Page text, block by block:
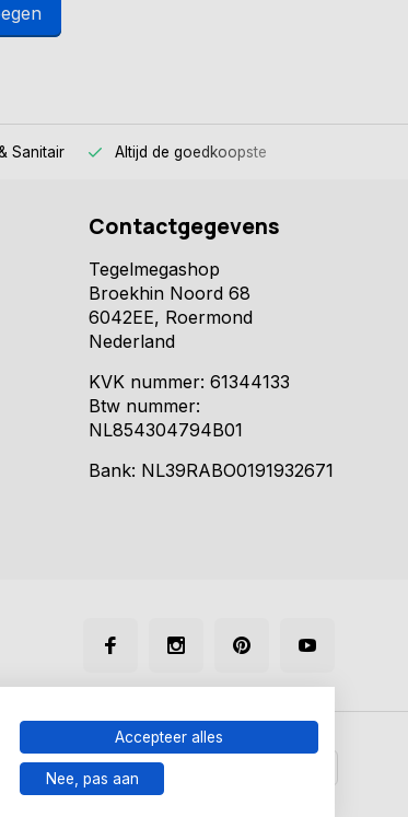
Sanitair Altijd de goedkoopste
Contactgegevens
Tegelmegashop
Broekhin Noord 68
6042EE, Roermond
Nederland
KVK nummer: 61344133
Btw nummer:
NL854304794B01
Bank: NL39RABO0191932671
Accepteer alles
Nee, pas aan